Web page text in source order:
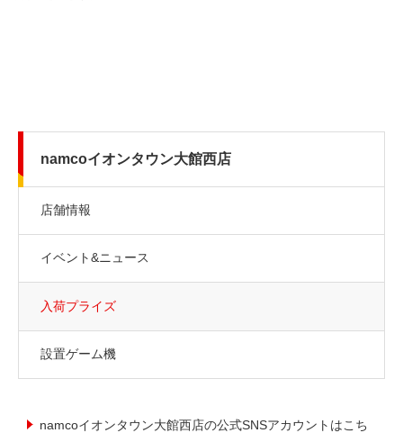
namcoイオンタウン大館西店
店舗情報
イベント&ニュース
入荷プライズ
設置ゲーム機
namcoイオンタウン大館西店の公式SNSアカウントはこち